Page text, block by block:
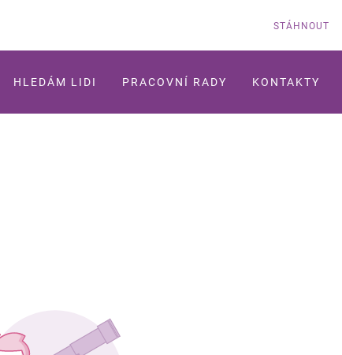
STÁHNOUT
HLEDÁM LIDI PRACOVNÍ RADY KONTAKTY